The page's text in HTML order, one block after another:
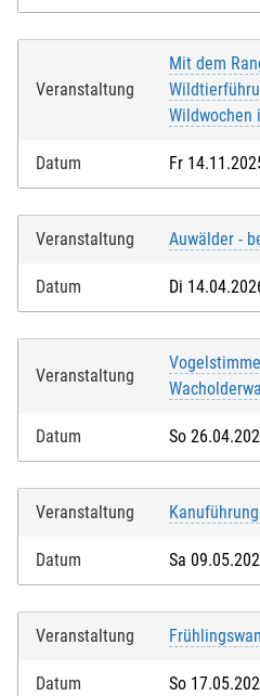
Veranstaltung
Mit dem
Wildwochen
Datum Fr
Veranstaltung Auwälder -
Datum Di
Veranstaltung
Datum So
Veranstaltung
Datum Sa
Veranstaltung
Datum So